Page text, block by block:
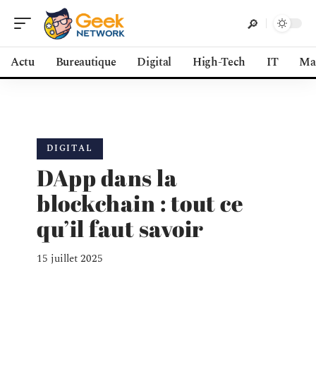
Actu Bureautique Digital High-Tech IT
DIGITAL
DApp dans la
blockchain : tout ce
qu’il faut savoir
15 juillet 2025